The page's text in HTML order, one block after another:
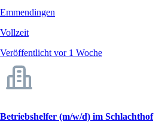
Emmendingen
Vollzeit
Veröffentlicht vor 1 Woche
Betriebshelfer (m/w/d) im Schlachthof